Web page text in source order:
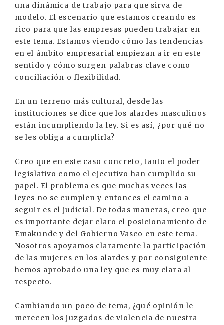
una dinámica de trabajo para que sirva de
modelo. El escenario que estamos creando es
rico para que las empresas pueden trabajar en
este tema. Estamos viendo cómo las tendencias
en el ámbito empresarial empiezan a ir en este
sentido y cómo surgen palabras clave como
conciliación o flexibilidad.
En un terreno más cultural, desde las
instituciones se dice que los alardes masculinos
están incumpliendo la ley. Si es así, ¿por qué no
se les obliga a cumplirla?
Creo que en este caso concreto, tanto el poder
legislativo como el ejecutivo han cumplido su
papel. El problema es que muchas veces las
leyes no se cumplen y entonces el camino a
seguir es el judicial. De todas maneras, creo que
es importante dejar claro el posicionamiento de
Emakunde y del Gobierno Vasco en este tema.
Nosotros apoyamos claramente la participación
de las mujeres en los alardes y por consiguiente
hemos aprobado una ley que es muy clara al
respecto.
Cambiando un poco de tema, ¿qué opinión le
merecen los juzgados de violencia de nuestra